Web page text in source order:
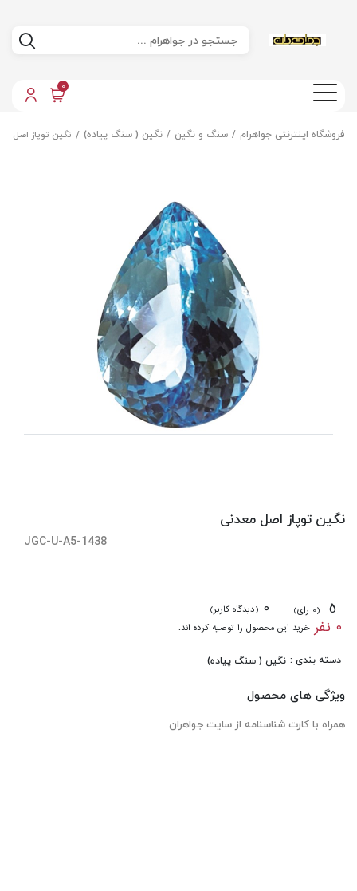
0
فروشگاه اینترنتی جواهرام سنگ و نگین نگین ( سنگ پیاده) نگین توپاز اصل
نگین توپاز اصل معدنی
JGC-U-A5-1438
(0 رای) 0 (دیدگاه کاربر)
0 نفر خرید این محصول را توصیه کرده اند.
دسته بندی : نگین ( سنگ پیاده)
ویژگی های محصول
همراه با کارت شناسنامه از سایت جواهران